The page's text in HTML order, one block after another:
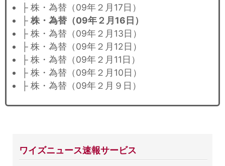
├ 株・為替（09年２月17日）
├ 株・為替（09年２月16日）
├ 株・為替（09年２月13日）
├ 株・為替（09年２月12日）
├ 株・為替（09年２月11日）
├ 株・為替（09年２月10日）
├ 株・為替（09年２月９日）
ワイズニュース速報サービス